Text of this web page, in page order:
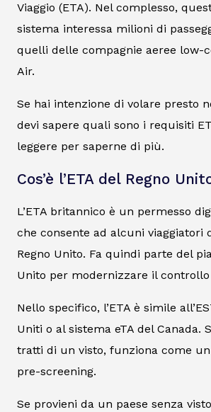
Viaggio (ETA). Nel complesso,
sistema interessa milioni di
quelli delle compagnie aeree low-
Air.
Se hai intenzione di volare presto
devi sapere quali sono i requisiti
leggere per saperne di più.
Cos’è l’ETA del Regno
L’ETA britannico è un permesso
che consente ad alcuni viaggiatori
Regno Unito. Fa quindi parte del
Unito per modernizzare il
Nello specifico, l’ETA è simile
Uniti o al sistema eTA del Canada.
tratti di un visto, funziona come
pre-screening.
Se provieni da un paese senza